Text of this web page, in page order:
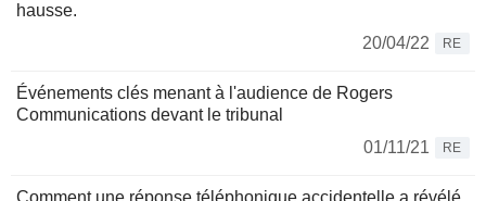
hausse.
20/04/22
RE
Événements clés menant à l'audience de Rogers
Communications devant le tribunal
01/11/21
RE
Comment une réponse téléphonique accidentelle a révélé